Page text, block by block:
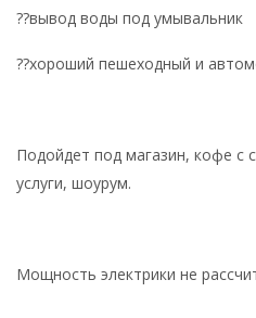
??вывод воды под умывальник
??хороший пешеходный и
Подойдет под магазин, кофе с
услуги, шоурум.
Мощность электрики не